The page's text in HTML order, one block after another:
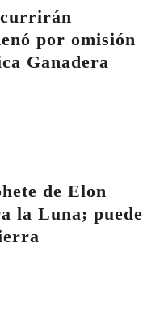
por omisión
Ganadera
de Elon
la Luna; puede